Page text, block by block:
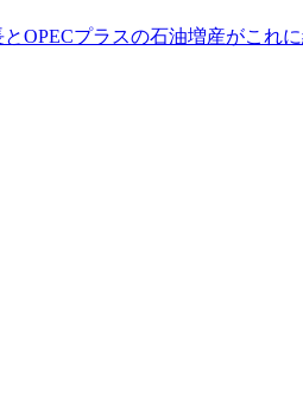
OPECプラスの石油増産がこれ